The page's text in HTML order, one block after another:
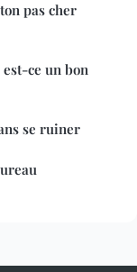
pas cher
ce un bon
se ruiner